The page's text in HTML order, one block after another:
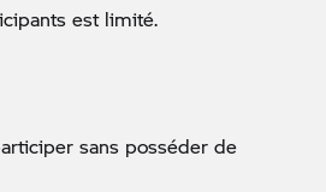
est limité.
sans posséder de